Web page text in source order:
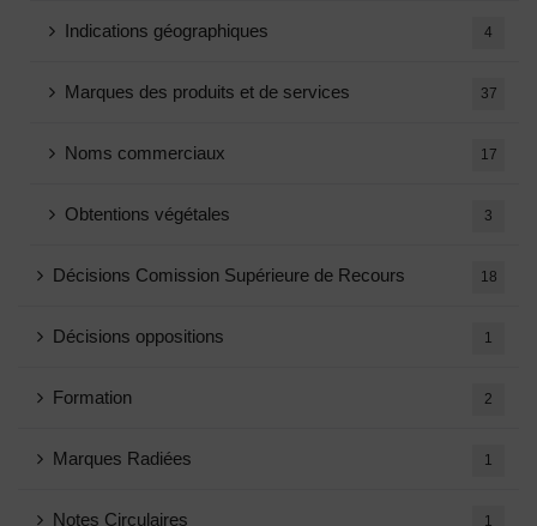
Indications géographiques 4
Marques des produits et de services 37
Noms commerciaux 17
Obtentions végétales 3
Décisions Comission Supérieure de Recours 18
Décisions oppositions 1
Formation 2
Marques Radiées 1
Notes Circulaires 1